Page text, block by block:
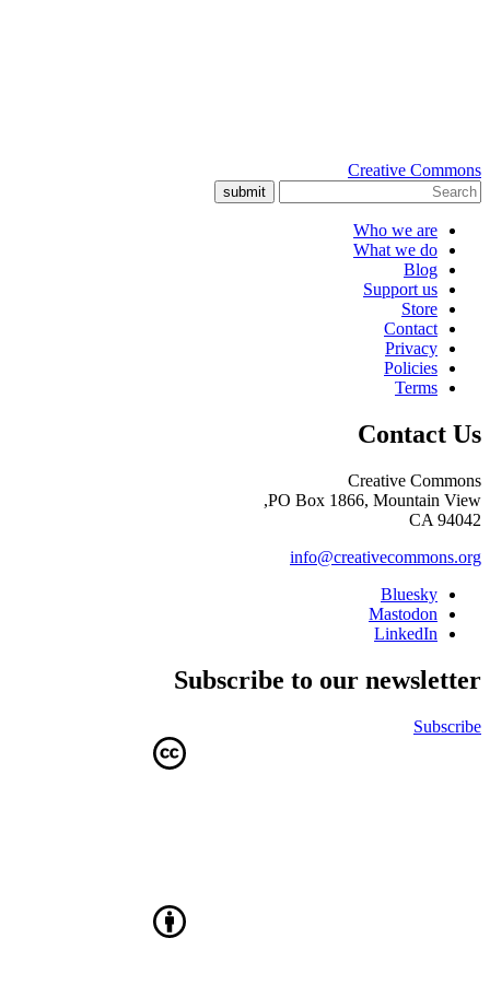
Creative Commons
submit
Who we are
What we do
Blog
Support us
Store
Contact
Privacy
Policies
Terms
Contact Us
Creative Commons
PO Box 1866, Mountain View,
CA 94042
info@creativecommons.org
Bluesky
Mastodon
LinkedIn
Subscribe to our newsletter
Subscribe